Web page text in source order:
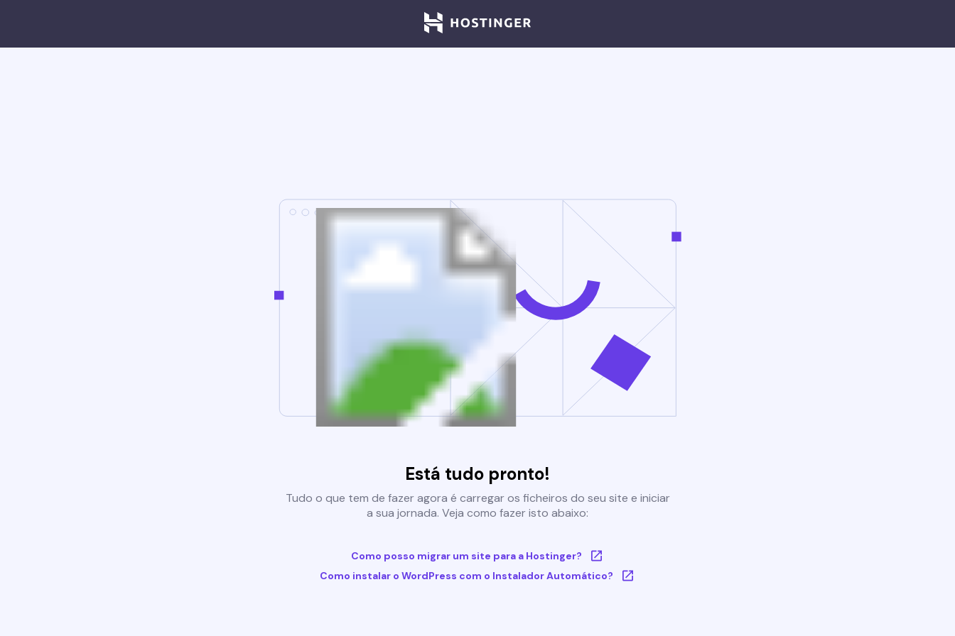
Está tudo pronto!
Tudo o que tem de fazer agora é carregar os ficheiros do seu site e iniciar
a sua jornada. Veja como fazer isto abaixo:
Como posso migrar um site para a Hostinger?
Como instalar o WordPress com o Instalador Automático?